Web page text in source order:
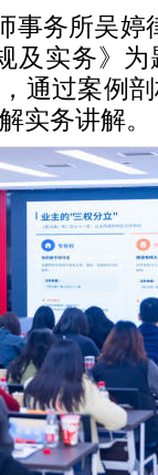
事务所吴婷
实务》为
通过案例
实务讲解。